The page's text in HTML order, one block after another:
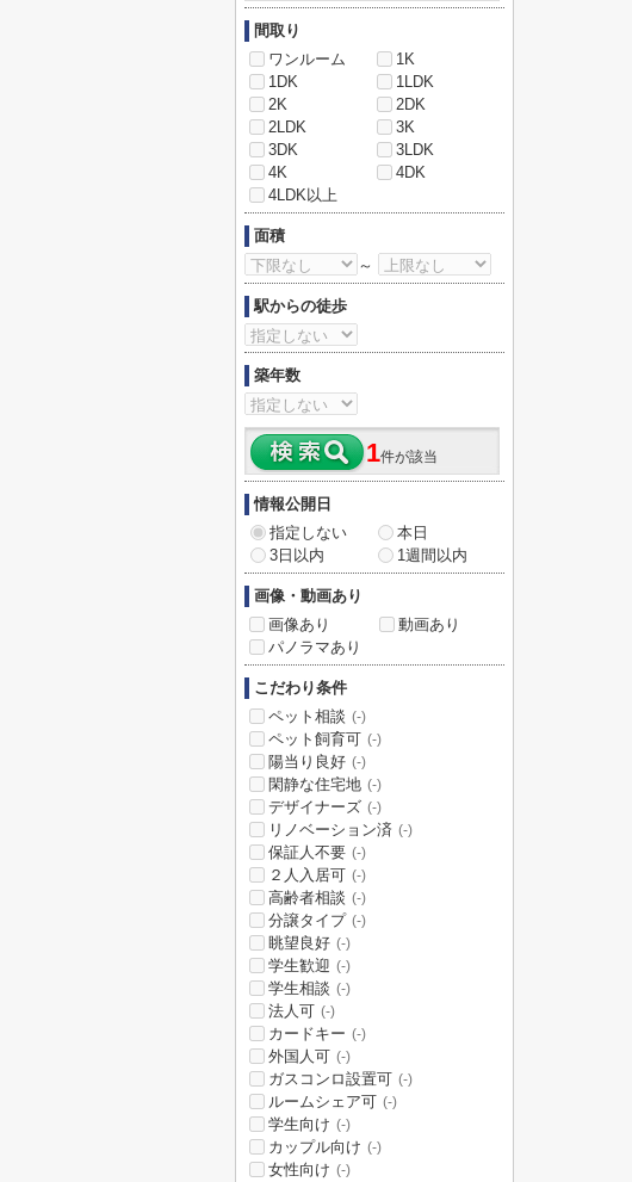
間取り
ワンルーム
1K
1DK
1LDK
2K
2DK
2LDK
3K
3DK
3LDK
4K
4DK
4LDK以上
面積
～
駅からの徒歩
築年数
1件が該当
情報公開日
指定しない
本日
3日以内
1週間以内
画像・動画あり
画像あり
動画あり
パノラマあり
こだわり条件
ペット相談 (-)
ペット飼育可 (-)
陽当り良好 (-)
閑静な住宅地 (-)
デザイナーズ (-)
リノベーション済 (-)
保証人不要 (-)
２人入居可 (-)
高齢者相談 (-)
分譲タイプ (-)
眺望良好 (-)
学生歓迎 (-)
学生相談 (-)
法人可 (-)
カードキー (-)
外国人可 (-)
ガスコンロ設置可 (-)
ルームシェア可 (-)
学生向け (-)
カップル向け (-)
女性向け (-)